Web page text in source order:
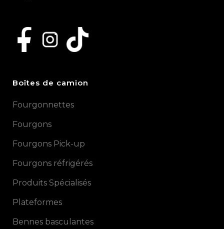
Boîtes de camion
Fourgonnettes
Fourgons
Fourgons Pick-up
Fourgons réfrigérés
Produits Spécialisés
Plateformes
Bennes basculantes